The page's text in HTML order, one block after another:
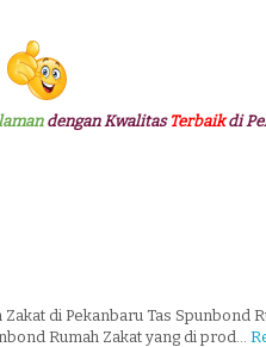
dengan Kwalitas Terbaik di
di Pekanbaru Tas Spunbond
Rumah Zakat yang di prod…